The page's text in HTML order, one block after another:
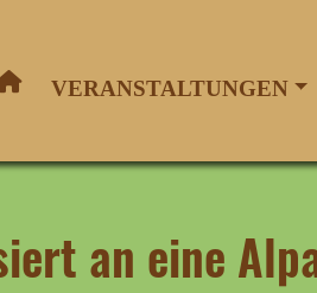
VERANSTALTUNGEN
an eine